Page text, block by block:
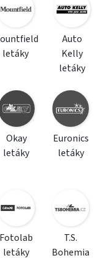
letáky
Auto
Kelly
letáky
Okay
letáky
Euronics
letáky
Fotolab
letáky
T.S.
Bohemia